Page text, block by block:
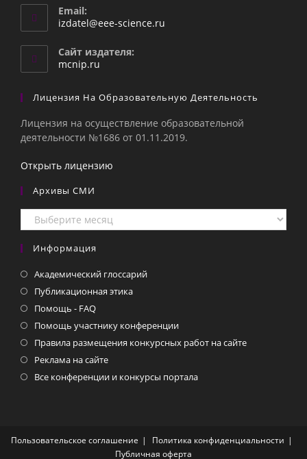
Email:
izdatel@eee-science.ru
Сайт издателя:
mcnip.ru
Лицензия На Образовательную Деятельность
Лицензия на осуществление образовательной
деятельности №1686 от 01.11.2019.
Открыть лицензию
Архивы СМИ
Архивы
СМИ
Информация
Академический глоссарий
Публикационная этика
Помощь - FAQ
Помощь участнику конференции
Правила размещения конкурсных работ на сайте
Реклама на сайте
Все конференции и конкурсы портала
Пользовательское соглашение
Политика конфиденциальности
Публичная оферта